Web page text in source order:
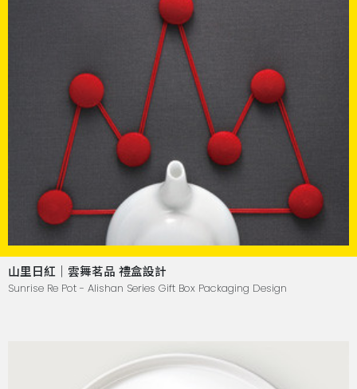
山里日紅｜雲舞茗品 禮盒設計
Sunrise Re Pot - Alishan Series Gift Box Packaging Design